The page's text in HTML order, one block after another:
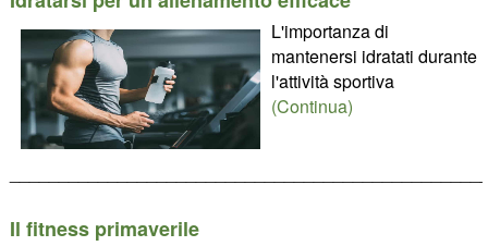
L'importanza di
mantenersi idratati durante
l'attività sportiva
(Continua)
Il fitness primaverile